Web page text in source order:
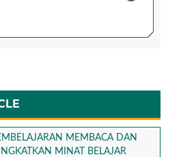
MEMBACA DAN
MINAT BELAJAR